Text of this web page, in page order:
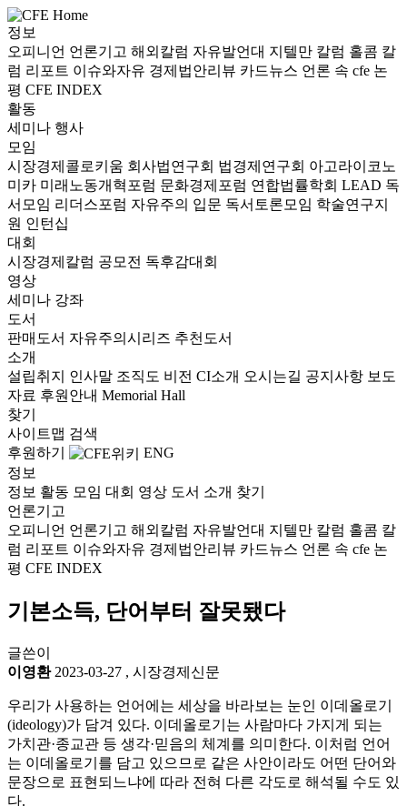
정보
오피니언 언론기고 해외칼럼 자유발언대 지텔만 칼럼 홀콤 칼
럼 리포트 이슈와자유 경제법안리뷰 카드뉴스 언론 속 cfe 논
평 CFE INDEX
활동
세미나 행사
모임
시장경제콜로키움 회사법연구회 법경제연구회 아고라이코노
미카 미래노동개혁포럼 문화경제포럼 연합법률학회 LEAD 독
서모임 리더스포럼 자유주의 입문 독서토론모임 학술연구지
원 인턴십
대회
시장경제칼럼 공모전 독후감대회
영상
세미나 강좌
도서
판매도서 자유주의시리즈 추천도서
소개
설립취지 인사말 조직도 비전 CI소개 오시는길 공지사항 보도
자료 후원안내 Memorial Hall
찾기
사이트맵 검색
후원하기
ENG
정보
정보 활동 모임 대회 영상 도서 소개 찾기
언론기고
오피니언 언론기고 해외칼럼 자유발언대 지텔만 칼럼 홀콤 칼
럼 리포트 이슈와자유 경제법안리뷰 카드뉴스 언론 속 cfe 논
평 CFE INDEX
기본소득, 단어부터 잘못됐다
글쓴이
이영환 2023-03-27 , 시장경제신문
우리가 사용하는 언어에는 세상을 바라보는 눈인 이데올로기
(ideology)가 담겨 있다. 이데올로기는 사람마다 가지게 되는
가치관·종교관 등 생각·믿음의 체계를 의미한다. 이처럼 언어
는 이데올로기를 담고 있으므로 같은 사안이라도 어떤 단어와
문장으로 표현되느냐에 따라 전혀 다른 각도로 해석될 수도 있
다.